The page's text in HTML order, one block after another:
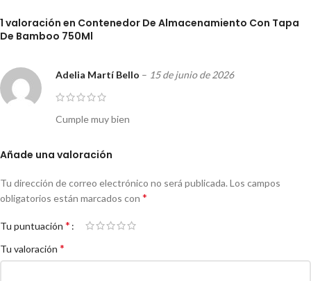
1 valoración en Contenedor De Almacenamiento Con Tapa
De Bamboo 750Ml
Adelia Martí Bello – 15 de junio de 2026
Cumple muy bien
Añade una valoración
Tu dirección de correo electrónico no será publicada. Los campos
obligatorios están marcados con *
Tu puntuación *
Tu valoración *